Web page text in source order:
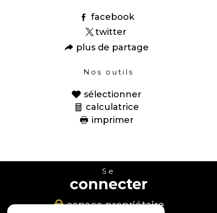
facebook
twitter
plus de partage
Nos outils
sélectionner
calculatrice
imprimer
Se
connecter
espace propriétaire